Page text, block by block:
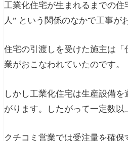
工業化住宅が生まれるまでの
人” という関係のなかで工事が
住宅の引渡しを受けた施主は
業がおこなわれていたのです。
しかし工業化住宅は生産設備
がります。したがって一定数以
クチコミ営業では受注量を確